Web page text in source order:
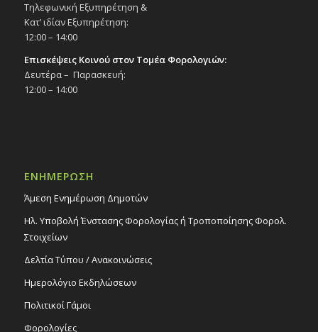
Τηλεφωνική Εξυπηρέτηση &
Κατ’ ιδίαν Εξυπηρέτηση:
12:00 – 14:00
Επισκέψεις Κοινού στον Τομέα Φορολογιών:
Δευτέρα – Παρασκευή:
12:00 – 14:00
ΕΝΗΜΕΡΩΣΗ
Άμεση Ενημέρωση Δημοτών
Ηλ. Υποβολή Ένστασης Φορολογίας ή Τροποποίησης Φορολ.
Στοιχείων
Δελτία Τύπου / Ανακοινώσεις
Ημερολόγιο Εκδηλώσεων
Πολιτικοί Γάμοι
Φορολογίες